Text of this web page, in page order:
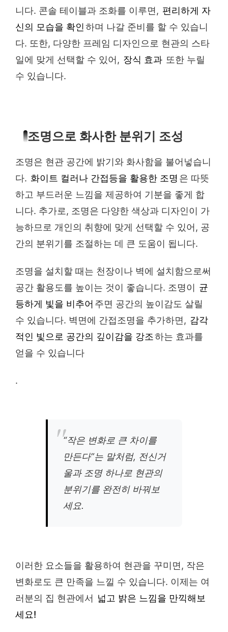
니다. 콘솔 테이블과 조화를 이루면, 편리하게 자
신의 모습을 확인하며 나갈 준비를 할 수 있습니
다. 또한, 다양한 프레임 디자인으로 현관의 스타
일에 맞게 선택할 수 있어, 장식 효과 또한 누릴
수 있습니다.
조명으로 화사한 분위기 조성
조명은 현관 공간에 밝기와 화사함을 불어넣습니
다. 화이트 컬러나 간접등을 활용한 조명 은 따뜻
하고 부드러운 느낌을 제공하여 기분을 좋게 합
니다. 추가로, 조명은 다양한 색상과 디자인이 가
능하므로 개인의 취향에 맞게 선택할 수 있어, 공
간의 분위기를 조절하는 데 큰 도움이 됩니다.
조명을 설치할 때는 천장이나 벽에 설치함으로써
공간 활용도를 높이는 것이 좋습니다. 조명이 균
등하게 빛을 비추어 주면 공간의 높이감도 살릴
수 있습니다. 벽면에 간접조명을 추가하면, 감각
적인 빛으로 공간의 깊이감을 강조하는 효과를
얻을 수 있습니다
.
“작은 변화로 큰 차이를
만든다”는 말처럼, 전신거
울과 조명 하나로 현관의
분위기를 완전히 바꿔보
세요.
이러한 요소들을 활용하여 현관을 꾸미면, 작은
변화로도 큰 만족을 느낄 수 있습니다. 이제는 여
러분의 집 현관에서 넓고 밝은 느낌을 만끽해보
세요!